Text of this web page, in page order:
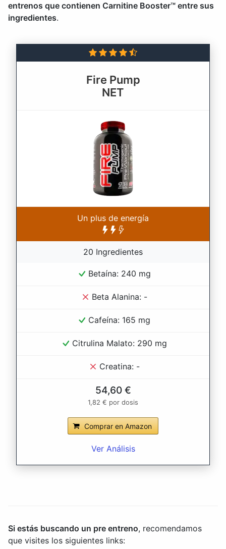
entrenos que contienen Carnitine Booster™ entre sus
ingredientes.
Fire Pump
NET
Un plus de energía
20 Ingredientes
Betaína: 240 mg
Beta Alanina: -
Cafeína: 165 mg
Citrulina Malato: 290 mg
Creatina: -
54,60 €
1,82 € por dosis
Comprar en Amazon
Ver Análisis
Si estás buscando un pre entreno, recomendamos
que visites los siguientes links: